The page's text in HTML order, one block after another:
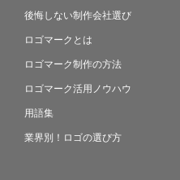
後悔しない制作会社選び
ロゴマークとは
ロゴマーク制作の方法
ロゴマーク活用ノウハウ
用語集
業界別！ロゴの選び方